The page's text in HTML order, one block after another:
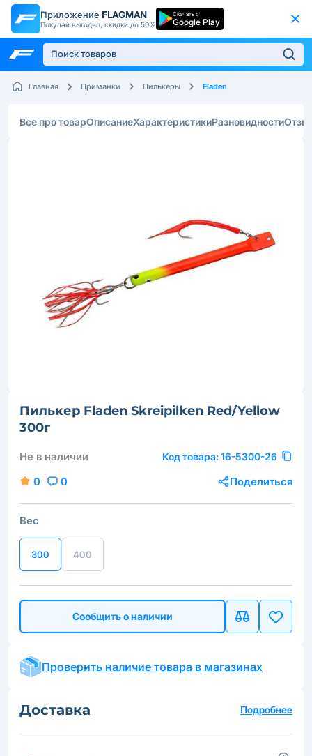
Приложение FLAGMAN
Покупай выгодно, скидки до 50%
Скачать с
Google Play
Главная Приманки Пилькеры Fladen
Все про товарОписаниеХарактеристикиРазновидности
Пилькер Fladen Skreipilken Red/Yellow
300г
Не в наличии Код товара: 16-5300-26
0 0 Поделиться
Вес
300 400
Сообщить о наличии
Проверить наличие товара в магазинах
Доставка Подробнее